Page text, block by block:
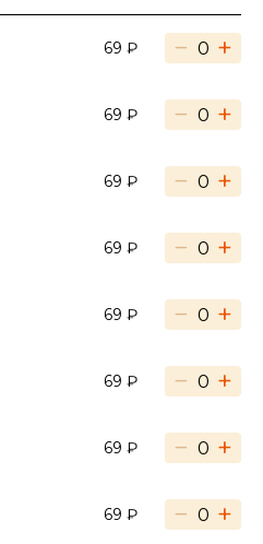
69 ₽ − +
69 ₽ − +
69 ₽ − +
69 ₽ − +
69 ₽ − +
69 ₽ − +
69 ₽ − +
69 ₽ − +